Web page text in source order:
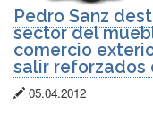
Pedro Sanz
sector del
comercio
salir reforzados
Fecha
05.04.2012